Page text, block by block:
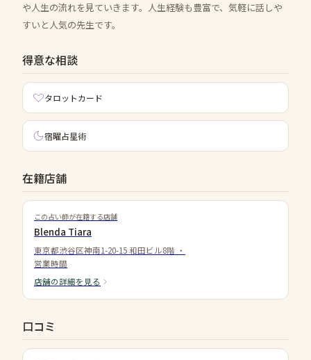
や人生の流れを見ていきます。人生経験も豊富で、気軽に話しや
すいと人気の先生です。
得意な相談
タロットカード
宿曜占星術
在籍店舗
この占い師が在籍する店舗
Blenda Tiara
東京都渋谷区神南1-20-15 和田ビル8階 ・
営業時間
店舗の詳細を見る
口コミ